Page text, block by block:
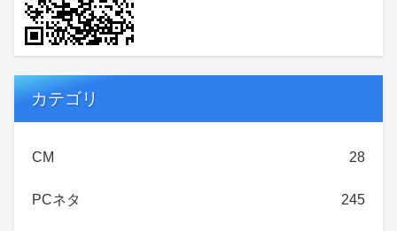
カテゴリ
CM 28
PCネタ 245